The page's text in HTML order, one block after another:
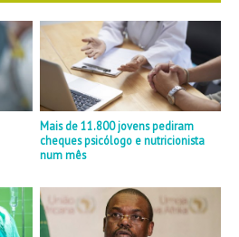
Mais de 11.800 jovens pediram
cheques psicólogo e nutricionista
num mês